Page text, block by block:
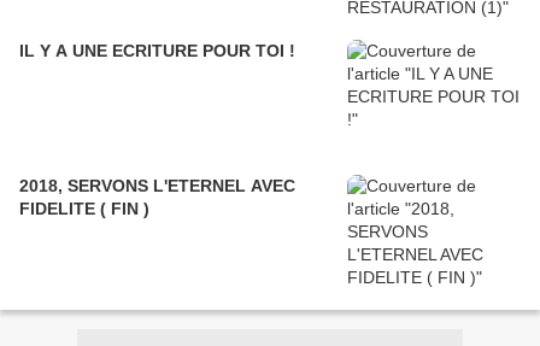
IL Y A UNE ECRITURE POUR TOI !
2018, SERVONS L'ETERNEL AVEC
FIDELITE ( FIN )